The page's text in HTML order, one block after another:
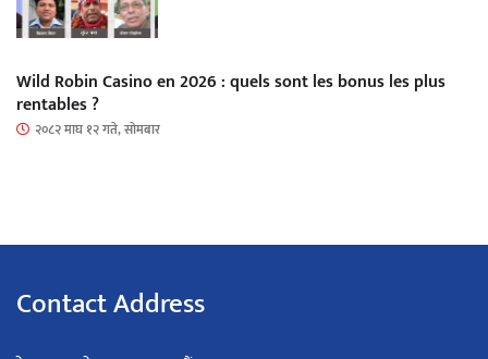
Wild Robin Casino en 2026 : quels sont les bonus les plus
rentables ?
२०८२ माघ १२ गते, सोमबार
Contact Address